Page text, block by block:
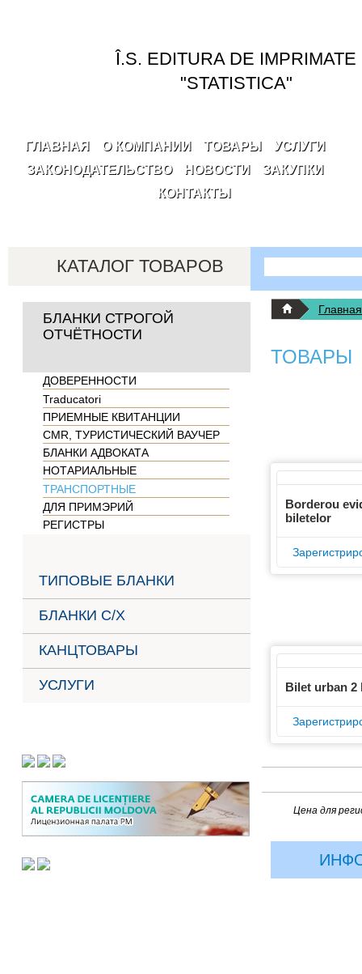
Î.S. EDITURA DE IMPRIMATE
"STATISTICA"
ГЛАВНАЯ О КОМПАНИИ ТОВАРЫ
УСЛУГИ
ЗАКОНОДАТЕЛЬСТВО
НОВОСТИ
ЗАКУПКИ
КОНТАКТЫ
КАТАЛОГ ТОВАРОВ
БЛАНКИ СТРОГОЙ
ОТЧЁТНОСТИ
ДОВЕРЕННОСТИ
Traducatori
ПРИЕМНЫЕ КВИТАНЦИИ
CMR, ТУРИСТИЧЕСКИЙ ВАУЧЕР
БЛАНКИ АДВОКАТА
НОТАРИАЛЬНЫЕ
ТРАНСПОРТНЫЕ
ДЛЯ ПРИМЭРИЙ
РЕГИСТРЫ
ТИПОВЫЕ БЛАНКИ
БЛАНКИ С/Х
КАНЦТОВАРЫ
УСЛУГИ
Поиск
Вы здесьГлавная
ТОВАРЫ
Borderou
biletelor
Bilet urban 2
Цена для